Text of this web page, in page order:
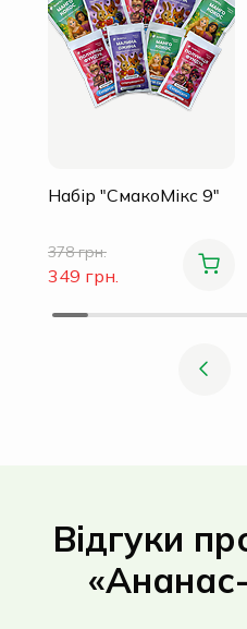
Набір "СмакоМікс 9"
378 грн.
349 грн.
Відгуки